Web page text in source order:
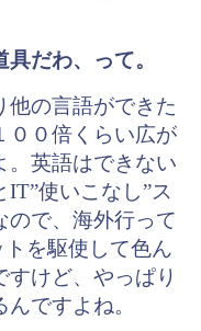
だわ、って。
他の言語ができた
００倍くらい広が
。英語はできない
使いこなし”ス
ので、海外行って
を駆使して色ん
けど、やっぱり
ですよね。